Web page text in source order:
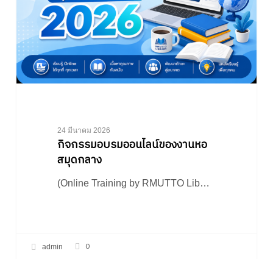
24 มีนาคม 2026
กิจกรรมอบรมออนไลน์ของงานหอ
สมุดกลาง
(Online Training by RMUTTO Lib…
admin 0